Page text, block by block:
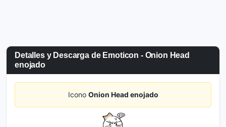
Detalles y Descarga de Emoticon - Onion Head
enojado
Icono Onion Head enojado